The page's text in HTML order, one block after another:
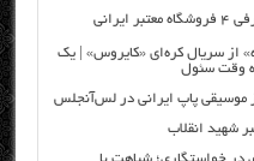
از سریال کره‌ای «کایروس» | یک
وقت سئول
موسیقی پاپ ایرانی در لس‌آنجلس